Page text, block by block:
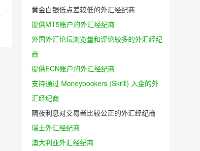
黄金白银低点差较低的外汇经纪商
提供MT5账户的外汇经纪商
外国外汇论坛浏览量和评论较多的外汇经纪
商
提供ECN账户的外汇经纪商
支持通过 Moneybookers (Skrill) 入金的外
汇经纪商
隔夜利息对交易者比较公正的外汇经纪商
瑞士外汇经纪商
澳大利亚外汇经纪商